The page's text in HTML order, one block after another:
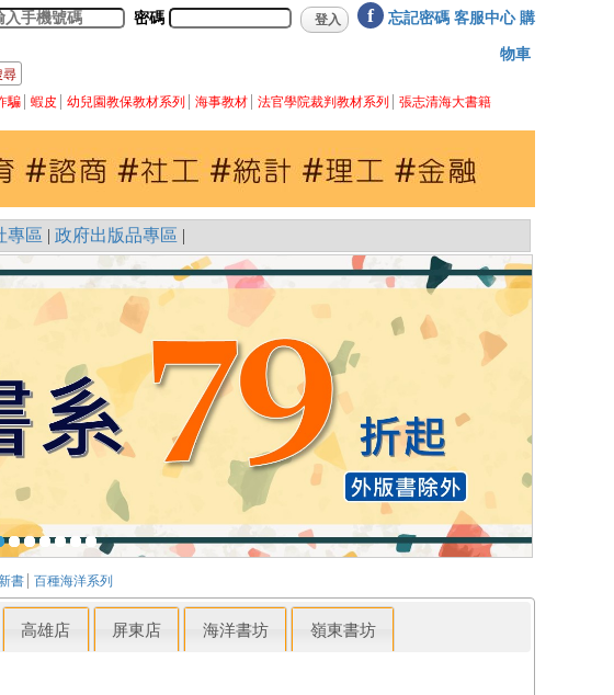
密碼 f 忘記密碼 客服中心 購
物車
尋
騙
蝦皮 幼兒園教保教材系列 海事教材 法官學院裁判教材系列 張志清海大書籍
專區 | 政府出版品專區 |
書 百種海洋系列
高雄店 屏東店 海洋書坊 嶺東書坊